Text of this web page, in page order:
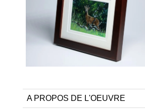
A PROPOS DE L'OEUVRE